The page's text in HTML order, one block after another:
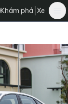
Khám phá Xe